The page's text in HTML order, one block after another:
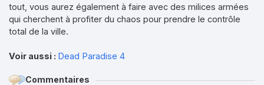
tout, vous aurez également à faire avec des milices armées
qui cherchent à profiter du chaos pour prendre le contrôle
total de la ville.
Voir aussi : Dead Paradise 4
Commentaires